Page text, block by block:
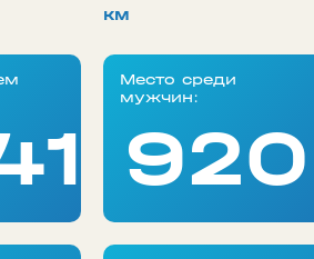
км
Место среди
мужчин:
920